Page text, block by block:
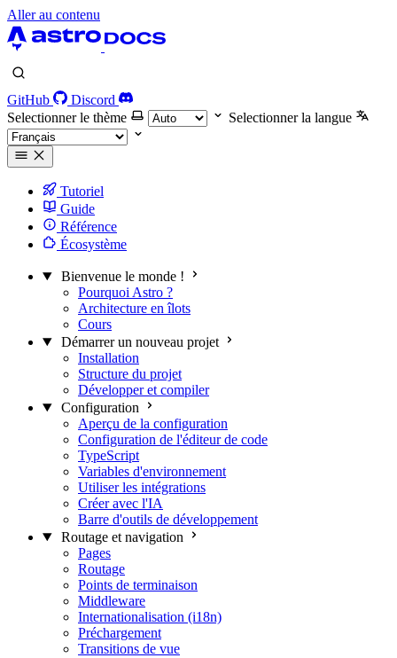
Aller au contenu
GitHub
Discord
Selectionner le thème
Selectionner la langue
Tutoriel
Guide
Référence
Écosystème
Bienvenue le monde !
Pourquoi Astro ?
Architecture en îlots
Cours
Démarrer un nouveau projet
Installation
Structure du projet
Développer et compiler
Configuration
Aperçu de la configuration
Configuration de l'éditeur de code
TypeScript
Variables d'environnement
Utiliser les intégrations
Créer avec l'IA
Barre d'outils de développement
Routage et navigation
Pages
Routage
Points de terminaison
Middleware
Internationalisation (i18n)
Préchargement
Transitions de vue